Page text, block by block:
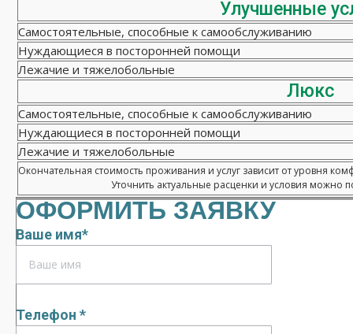
Улучшенные
Самостоятельные, способные к самообслуживанию
Нуждающиеся в посторонней помощи
Лежачие и тяжелобольные
Люкс
Самостоятельные, способные к самообслуживанию
Нуждающиеся в посторонней помощи
Лежачие и тяжелобольные
Окончательная стоимость проживания и услуг зависит от уровня
Уточнить актуальные расценки и условия можно
ОФОРМИТЬ ЗАЯВКУ
Ваше имя*
Телефон *